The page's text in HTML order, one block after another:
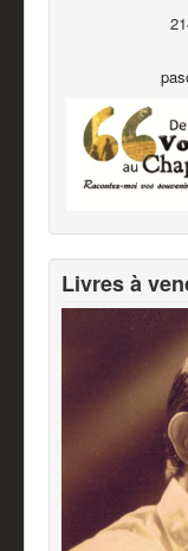
Livres à